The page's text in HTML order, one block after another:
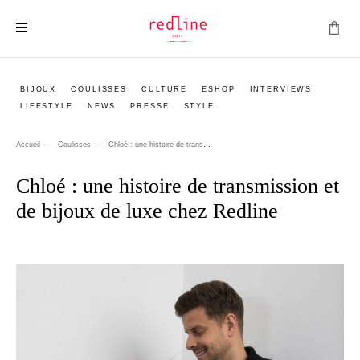
BIJOUX COULISSES CULTURE ESHOP INTERVIEWS
LIFESTYLE NEWS PRESSE STYLE
Accueil Coulisses Chloé : une histoire de transmission et de bijoux de luxe chez Redline
Chloé : une histoire de transmission et
de bijoux de luxe chez Redline